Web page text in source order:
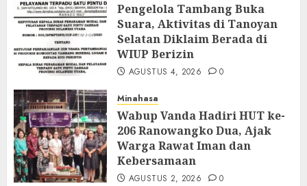
Pengelola Tambang Buka
Suara, Aktivitas di Tanoyan
Selatan Diklaim Berada di
WIUP Berizin
AGUSTUS 4, 2026 0
Minahasa
Wabup Vanda Hadiri HUT ke-
206 Ranowangko Dua, Ajak
Warga Rawat Iman dan
Kebersamaan
AGUSTUS 2, 2026 0